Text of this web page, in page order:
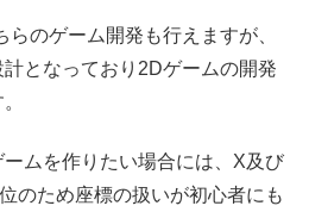
のゲーム開発も行えますが、
となっており2Dゲームの開発
ムを作りたい場合には、X及び
のため座標の扱いが初心者にも